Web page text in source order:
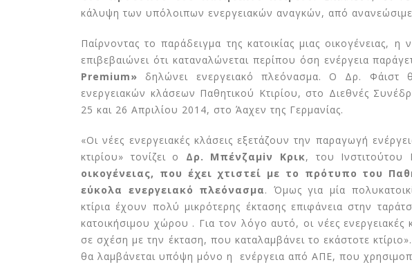
κάλυψη των υπόλοιπων ενεργειακών αναγκών, από
Παίρνοντας το παράδειγμα της κατοικίας μιας οικογένειας, η
επιβεβαιώνει ότι καταναλώνεται περίπου όση ενέργεια
Premium» δηλώνει ενεργειακό πλεόνασμα. Ο Δρ. Φάιστ
ενεργειακών κλάσεων Παθητικού Κτιρίου, στο Διεθνές
25 και 26 Απριλίου 2014, στο Άαχεν της Γερμανίας.
«Οι νέες ενεργειακές κλάσεις εξετάζουν την παραγωγή
κτιρίου» τονίζει ο Δρ. Μπένζαμiν Κρικ, του Ινστιτούτου
οικογένειας, που έχει χτιστεί με το πρότυπο του
εύκολα ενεργειακό πλεόνασμα. Όμως για μία
κτίρια έχουν πολύ μικρότερης έκτασης επιφάνεια στην
κατοικήσιμου χώρου . Για τον λόγο αυτό, οι νέες
σε σχέση με την έκταση, που καταλαμβάνει το εκάστοτε
θα λαμβάνεται υπόψη μόνο η ενέργεια από ΑΠΕ, που
Έρευνα Greenpeace:
Ασπίδα κατά του καύσωνα
& της ενεργειακής
φτώχειας τα Παθητικά Κτίρια
Ανδρίτσο
25 Ιουνίου 2026